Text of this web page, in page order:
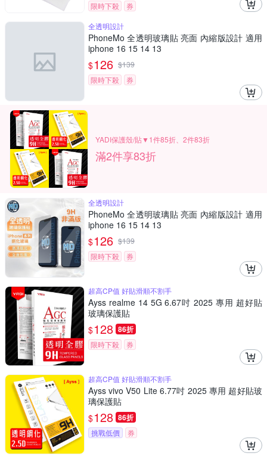
限時下殺
券
全透明設計
PhoneMo 全透明玻璃貼 亮面 內縮版設計 適用
iphone 16 15 14 13
$126 $139
限時下殺
券
YADI保護殼/貼▼1件85折、2件83折
滿2件享83折
全透明設計
PhoneMo 全透明玻璃貼 亮面 內縮版設計 適用
iphone 16 15 14 13
$126 $139
限時下殺
券
超高CP值 好貼滑順不割手
Ayss realme 14 5G 6.67吋 2025 專用 超好貼
玻璃保護貼
$128 86折
限時下殺 券
超高CP值 好貼滑順不割手
Ayss vivo V50 Lite 6.77吋 2025 專用 超好貼玻
璃保護貼
$128 86折
挑戰低價 券